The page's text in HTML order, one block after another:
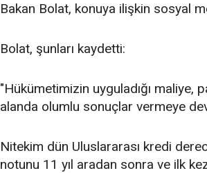
Bakan Bolat, konuya ilişkin sosyal
Bolat, şunları kaydetti:
"Hükümetimizin uyguladığı maliye,
alanda olumlu sonuçlar vermeye
Nitekim dün Uluslararası kredi
notunu 11 yıl aradan sonra ve ilk